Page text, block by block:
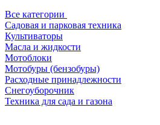
Все категории
Садовая и парковая техника
Культиваторы
Масла и жидкости
Мотоблоки
Мотобуры (бензобуры)
Расходные принадлежности
Снегоуборочник
Техника для сада и газона